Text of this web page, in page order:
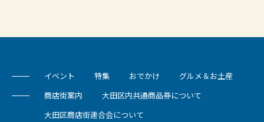
イベント 特集 おでかけ グルメ＆お土産
商店街案内 大田区内共通商品券について
大田区商店街連合会について